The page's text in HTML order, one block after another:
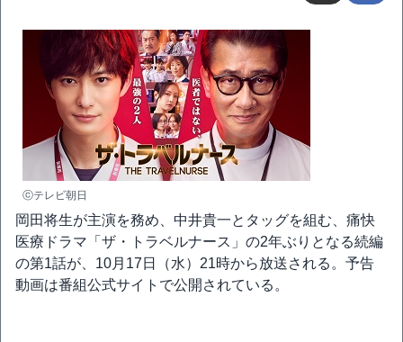
ⓒテレビ朝日
岡田将生が主演を務め、中井貴一とタッグを組む、痛快
医療ドラマ「ザ・トラベルナース」の2年ぶりとなる続編
の第1話が、10月17日（水）21時から放送される。予告
動画は番組公式サイトで公開されている。